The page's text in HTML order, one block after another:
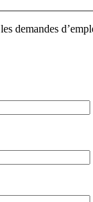
les demandes